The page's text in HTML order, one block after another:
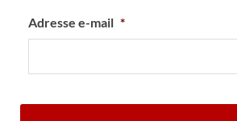
Adresse e-mail *